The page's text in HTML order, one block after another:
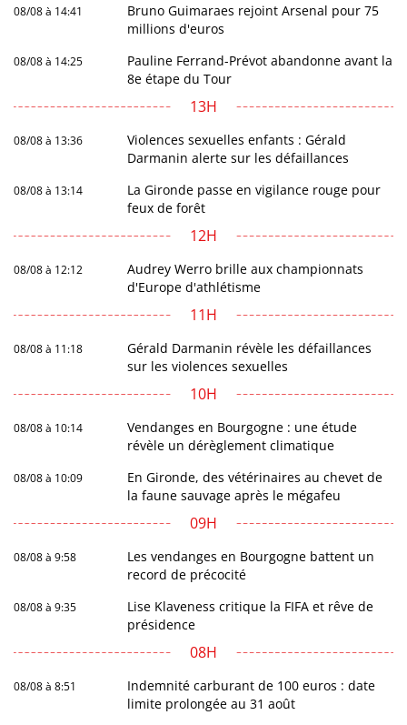
08/08 à 14:41
Bruno Guimaraes rejoint Arsenal pour 75
millions d'euros
08/08 à 14:25
Pauline Ferrand-Prévot abandonne avant la
8e étape du Tour
13H
08/08 à 13:36
Violences sexuelles enfants : Gérald
Darmanin alerte sur les défaillances
08/08 à 13:14
La Gironde passe en vigilance rouge pour
feux de forêt
12H
08/08 à 12:12
Audrey Werro brille aux championnats
d'Europe d'athlétisme
11H
08/08 à 11:18
Gérald Darmanin révèle les défaillances
sur les violences sexuelles
10H
08/08 à 10:14
Vendanges en Bourgogne : une étude
révèle un dérèglement climatique
08/08 à 10:09
En Gironde, des vétérinaires au chevet de
la faune sauvage après le mégafeu
09H
08/08 à 9:58
Les vendanges en Bourgogne battent un
record de précocité
08/08 à 9:35
Lise Klaveness critique la FIFA et rêve de
présidence
08H
08/08 à 8:51
Indemnité carburant de 100 euros : date
limite prolongée au 31 août